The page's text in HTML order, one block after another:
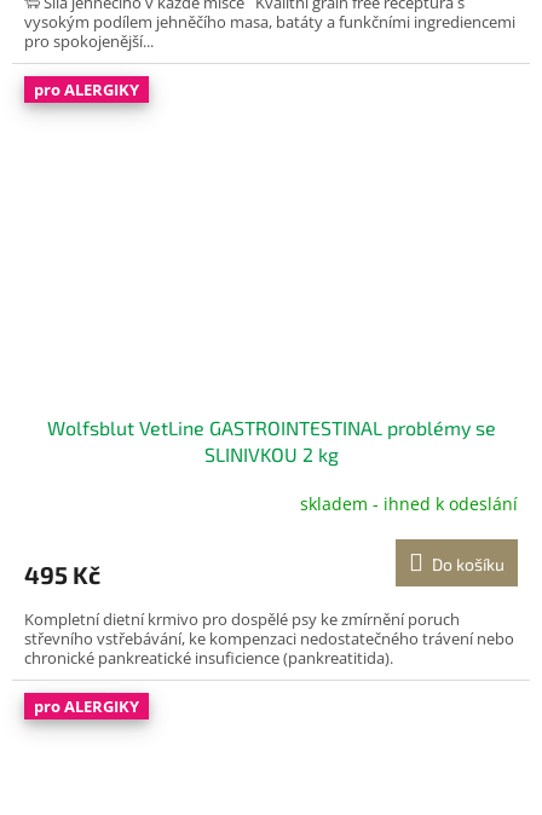
vysokým podílem jehněčího masa, batáty a funkčními ingrediencemi
pro spokojenější...
pro ALERGIKY
Wolfsblut VetLine GASTROINTESTINAL problémy se
SLINIVKOU 2 kg
skladem - ihned k odeslání
495 Kč Do košíku
Kompletní dietní krmivo pro dospělé psy ke zmírnění poruch
střevního vstřebávání, ke kompenzaci nedostatečného trávení nebo
chronické pankreatické insuficience (pankreatitida).
pro ALERGIKY